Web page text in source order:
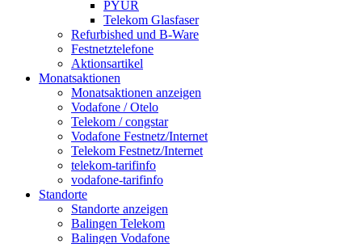
PYÜR
Telekom Glasfaser
Refurbished und B-Ware
Festnetztelefone
Aktionsartikel
Monatsaktionen
Monatsaktionen anzeigen
Vodafone / Otelo
Telekom / congstar
Vodafone Festnetz/Internet
Telekom Festnetz/Internet
telekom-tarifinfo
vodafone-tarifinfo
Standorte
Standorte anzeigen
Balingen Telekom
Balingen Vodafone